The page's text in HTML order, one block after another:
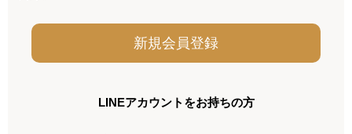
LINEアカウントをお持ちの方